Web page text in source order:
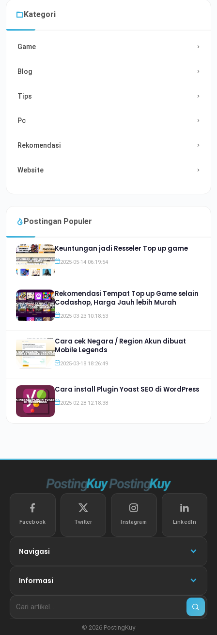
Kategori
Game
Blog
Tips
Pc
Rekomendasi
Website
Postingan Populer
Keuntungan jadi Resseler Top up game
2025-05-14 06:19:54
Rekomendasi Tempat Top up Game selain
Codashop, Harga Jauh lebih Murah
2025-03-23 10:18:53
Cara cek Negara / Region Akun dibuat
Mobile Legends
2025-03-18 18:26:49
Cara install Plugin Yoast SEO di WordPress
2025-02-28 12:18:38
Facebook Twitter Instagram LinkedIn
Navigasi
Informasi
© 2026 PostingKuy